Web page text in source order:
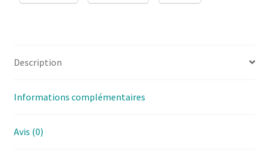
Description
Informations complémentaires
Avis (0)